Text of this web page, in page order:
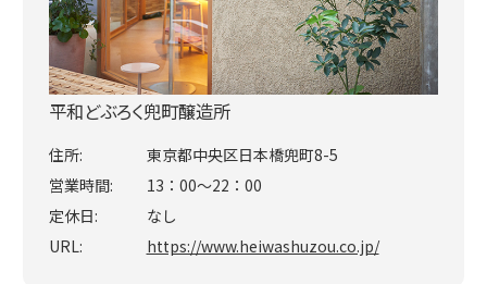
平和どぶろく兜町醸造所
住所:
東京都中央区日本橋兜町8-5
営業時間:
13：00～22：00
定休日:
なし
URL:
https://www.heiwashuzou.co.jp/